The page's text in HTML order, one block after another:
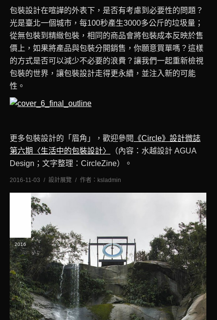
包裝設計在喧譁的外表下，是否有考慮到必要性的問題？
光是臺北一個城市，每100秒產生3000多公斤的垃圾量；
從無包裝到精緻包裝，相同的商品會將包裝成本反映於售
價上，如果將產品與包裝分開銷售，你願意買單嗎？這樣
的方式是否可以減少不必要的浪費？讓我們一起重新檢視
包裝的世界，讓包裝設計走得更永續，並注入新的可能
性。
更多包裝設計的「眉角」，歡迎參閱 《Circle》設計微誌
第六期〈生活中的包裝設計〉
（內容：水越設計 AGUA
Design；文字整理：CircleZine）。
2016-11-03 設計展覽 作者： ksladmin
2016